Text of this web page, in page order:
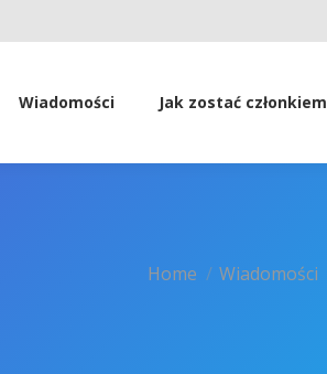
Wiadomości Jak zostać członkiem
You are here:
Home Wiadomości